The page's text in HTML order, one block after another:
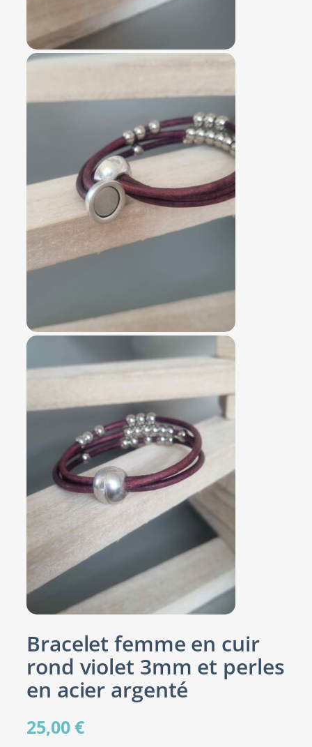
Bracelet femme en cuir
rond violet 3mm et perles
en acier argenté
25,00€